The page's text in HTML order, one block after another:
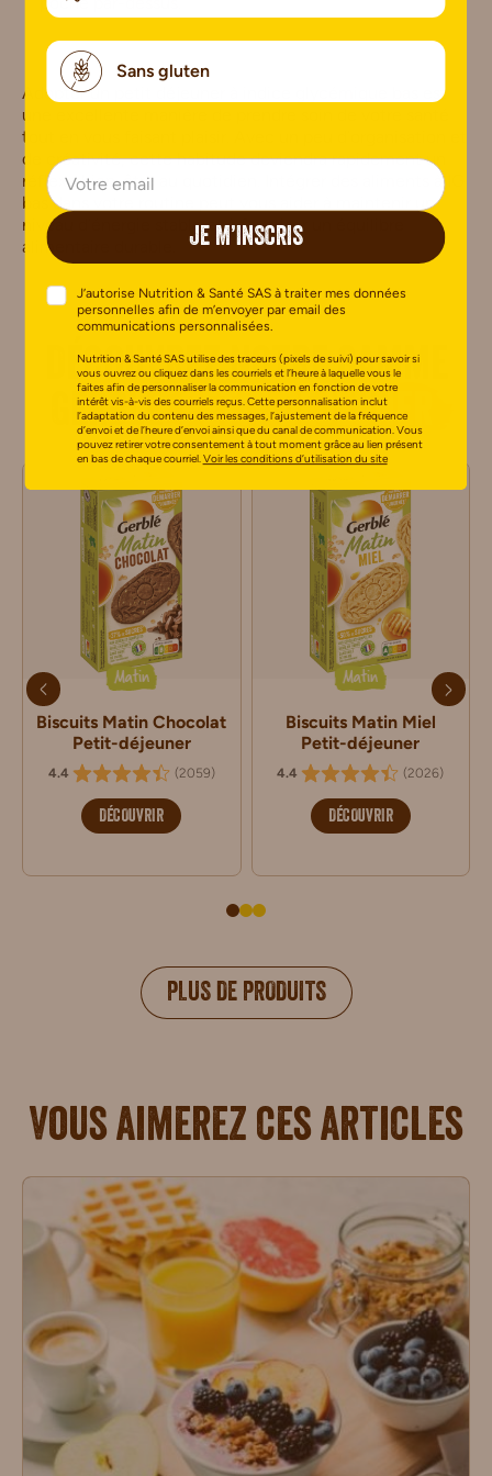
Adopter un petit déjeuner à indice glycémique bas est
une excellente manière de prendre soin de votre santé
tout en vous faisant plaisir. Avec un peu d’organisation et
de créativité, cette habitude deviendra rapidement un
réflexe bien-être au quotidien. Intégrer des aliments à IG
bas dans votre routine peut vous aider à maintenir un
niveau d’énergie stable et à favoriser un équilibre
alimentaire durable.
Découvrez notre gamme
Gerblépetit déjeuner
Matin
Biscuits Matin Chocolat
Petit-déjeuner
4.4 (2059)
DÉCOUVRIR
Matin
Biscuits Matin Miel
Petit-déjeuner
4.4 (2026)
DÉCOUVRIR
PLUS DE PRODUITS
Vous aimerez ces articles
Sans gluten
JE M’INSCRIS
J’autorise Nutrition & Santé SAS à traiter mes données
personnelles afin de m’envoyer par email des
communications personnalisées.
Nutrition & Santé SAS utilise des traceurs (pixels de suivi) pour savoir si
vous ouvrez ou cliquez dans les courriels et l’heure à laquelle vous le
faites afin de personnaliser la communication en fonction de votre
intérêt vis-à-vis des courriels reçus. Cette personnalisation inclut
l’adaptation du contenu des messages, l’ajustement de la fréquence
d’envoi et de l’heure d’envoi ainsi que du canal de communication. Vous
pouvez retirer votre consentement à tout moment grâce au lien présent
en bas de chaque courriel.Voir les conditions d’utilisation du site